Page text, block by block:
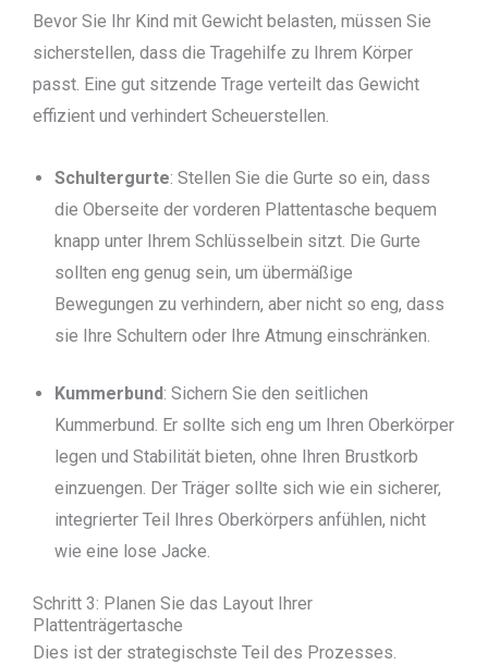
Bevor Sie Ihr Kind mit Gewicht belasten, müssen Sie
sicherstellen, dass die Tragehilfe zu Ihrem Körper
passt. Eine gut sitzende Trage verteilt das Gewicht
effizient und verhindert Scheuerstellen.
Schultergurte: Stellen Sie die Gurte so ein, dass
die Oberseite der vorderen Plattentasche bequem
knapp unter Ihrem Schlüsselbein sitzt. Die Gurte
sollten eng genug sein, um übermäßige
Bewegungen zu verhindern, aber nicht so eng, dass
sie Ihre Schultern oder Ihre Atmung einschränken.
Kummerbund: Sichern Sie den seitlichen
Kummerbund. Er sollte sich eng um Ihren Oberkörper
legen und Stabilität bieten, ohne Ihren Brustkorb
einzuengen. Der Träger sollte sich wie ein sicherer,
integrierter Teil Ihres Oberkörpers anfühlen, nicht
wie eine lose Jacke.
Schritt 3: Planen Sie das Layout Ihrer
Plattenträgertasche
Dies ist der strategischste Teil des Prozesses.